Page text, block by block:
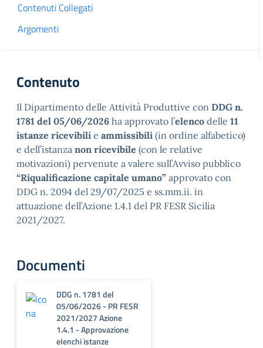
Contenuti Collegati
Argomenti
Contenuto
Il Dipartimento delle Attività Produttive con DDG n.
1781 del 05/06/2026 ha approvato l’elenco delle 11
istanze ricevibili e ammissibili (in ordine alfabetico)
e dell’istanza non ricevibile (con le relative
motivazioni) pervenute a valere sull’Avviso pubblico
“Riqualificazione capitale umano” approvato con
DDG n. 2094 del 29/07/2025 e ss.mm.ii. in
attuazione dell’Azione 1.4.1 del PR FESR Sicilia
2021/2027.
Documenti
DDG n. 1781 del
05/06/2026 - PR FESR
2021/2027 Azione
1.4.1 - Approvazione
elenchi istanze